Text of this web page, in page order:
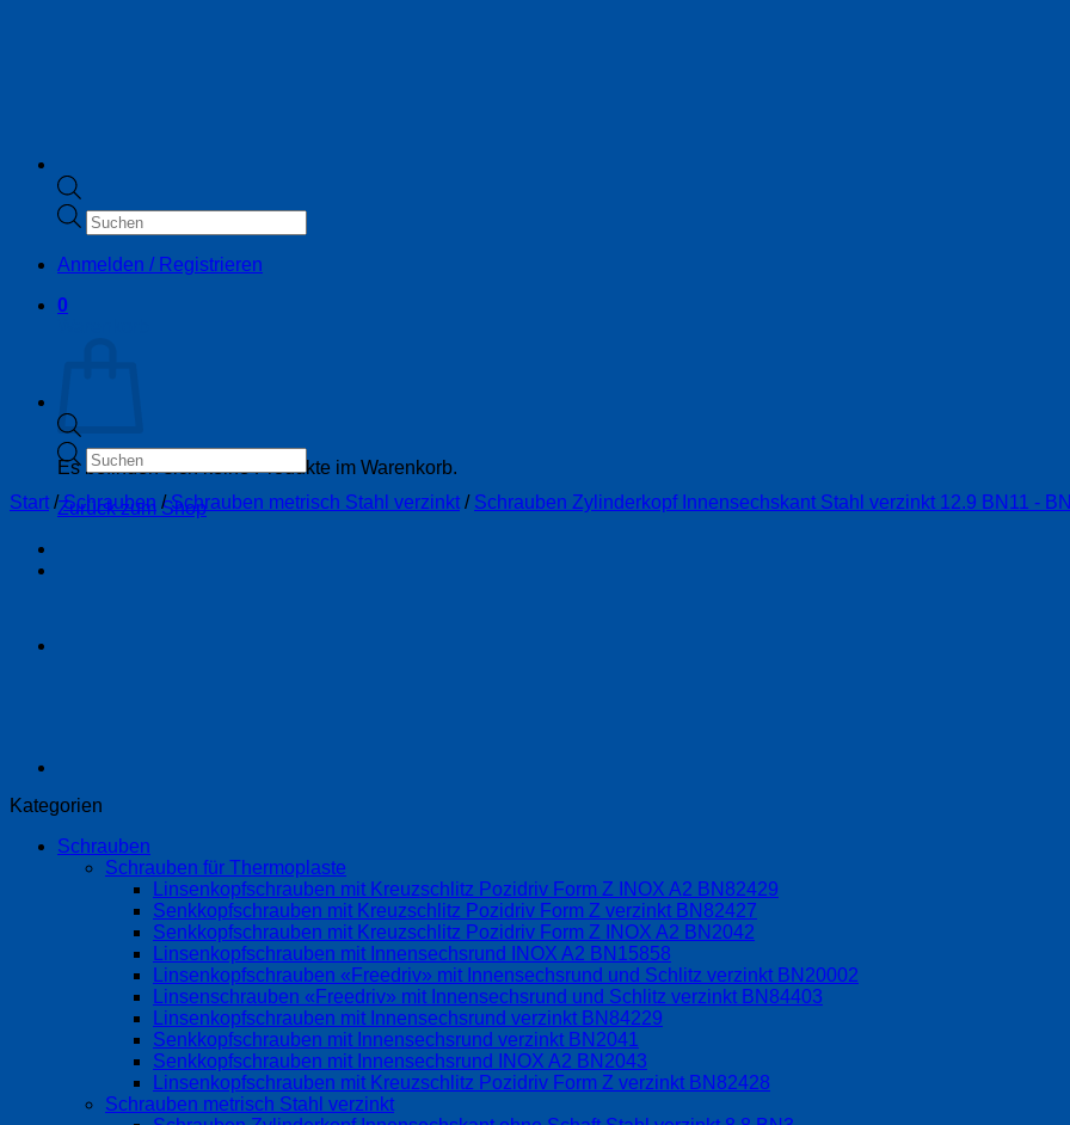
Products
search
Anmelden / Registrieren
0
Es befinden sich keine Produkte im Warenkorb.
Zurück zum Shop
Products
search
Start / Schrauben / Schrauben metrisch Stahl verzinkt / Schrauben Zylinderkopf Innensechskant Stahl verzinkt 12.9 BN11 -
Kategorien
Schrauben
Schrauben für Thermoplaste
Linsenkopfschrauben mit Kreuzschlitz Pozidriv Form Z INOX A2 BN82429
Senkkopfschrauben mit Kreuzschlitz Pozidriv Form Z verzinkt BN82427
Senkkopfschrauben mit Kreuzschlitz Pozidriv Form Z INOX A2 BN2042
Linsenkopfschrauben mit Innensechsrund INOX A2 BN15858
Linsenkopfschrauben «Freedriv» mit Innensechsrund und Schlitz verzinkt BN20002
Linsenschrauben «Freedriv» mit Innensechsrund und Schlitz verzinkt BN84403
Linsenkopfschrauben mit Innensechsrund verzinkt BN84229
Senkkopfschrauben mit Innensechsrund verzinkt BN2041
Senkkopfschrauben mit Innensechsrund INOX A2 BN2043
Linsenkopfschrauben mit Kreuzschlitz Pozidriv Form Z verzinkt BN82428
Schrauben metrisch Stahl verzinkt